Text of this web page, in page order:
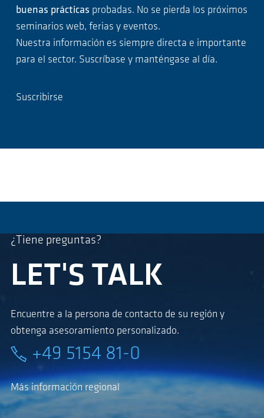
buenas prácticas probadas. No se pierda los próximos
seminarios web, ferias y eventos.
Nuestra información es siempre directa e importante
para el sector. Suscríbase y manténgase al día.
Suscribirse
¿Tiene preguntas?
LET'S TALK
Encuentre a la persona de contacto de su región y
obtenga asesoramiento personalizado.
+49 5154 81-0
Más información regional